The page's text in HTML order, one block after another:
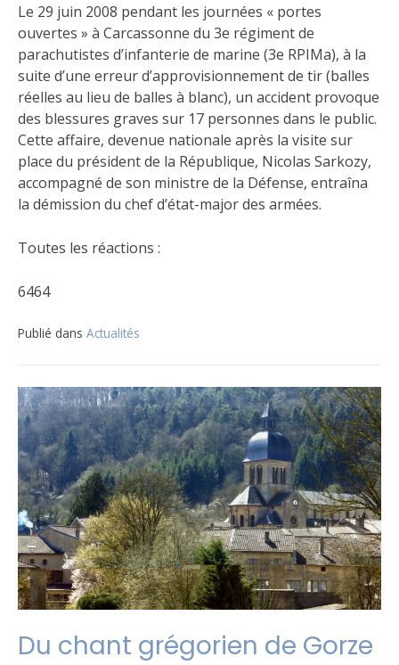
Le 29 juin 2008 pendant les journées « portes
ouvertes » à Carcassonne du 3e régiment de
parachutistes d’infanterie de marine (3e RPIMa), à la
suite d’une erreur d’approvisionnement de tir (balles
réelles au lieu de balles à blanc), un accident provoque
des blessures graves sur 17 personnes dans le public.
Cette affaire, devenue nationale après la visite sur
place du président de la République, Nicolas Sarkozy,
accompagné de son ministre de la Défense, entraîna
la démission du chef d’état-major des armées.
Toutes les réactions :
6464
Publié dans Actualités
Du chant grégorien de Gorze